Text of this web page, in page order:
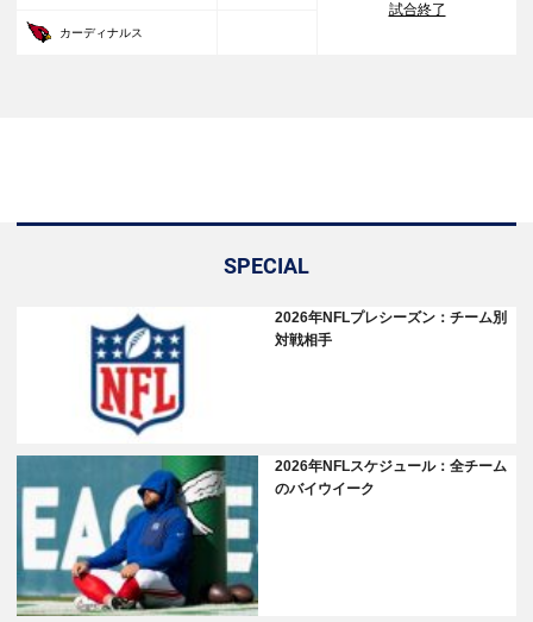
試合終了
カーディナルス
SPECIAL
2026年NFLプレシーズン：チーム別
対戦相手
2026年NFLスケジュール：全チーム
のバイウイーク